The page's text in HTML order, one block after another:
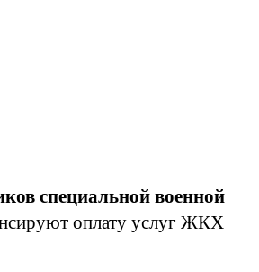
специальной военной
оплату услуг ЖКХ